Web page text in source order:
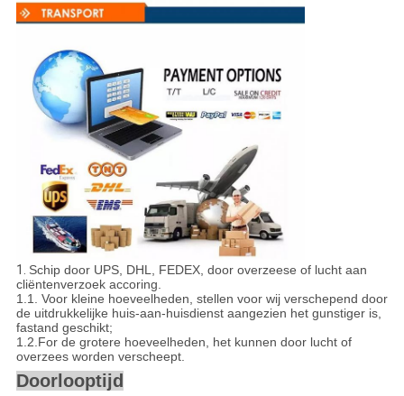
1. Schip door UPS, DHL, FEDEX, door overzeese of lucht aan
cliëntenverzoek accoring.
1.1
Voor kleine hoeveelheden, stellen voor wij verschepend door
de uitdrukkelijke huis-aan-huisdienst aangezien het gunstiger is,
fastand geschikt;
1.2.For de grotere hoeveelheden, het kunnen door lucht of
overzees worden verscheept.
Doorlooptijd